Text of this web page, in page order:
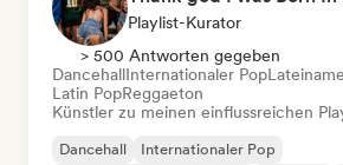
Playlist-Kurator
> 500 Antworten gegeben
DancehallInternationaler Pop
Latin PopReggaeton
Künstler zu meinen einflussreichen
Dancehall
Internationaler Pop